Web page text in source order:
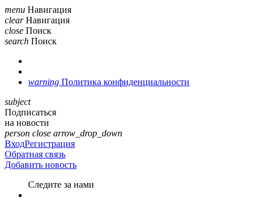
menu Навигация
clear Навигация
close Поиск
search Поиск
warning Политика конфиденциальности
subject
Подписаться
на новости
person close arrow_drop_down
ВходРегистрация
Обратная связь
Добавить новость
Cледите за нами